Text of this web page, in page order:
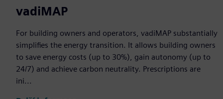
vadiMAP
For building owners and operators, vadiMAP substantially
simplifies the energy transition. It allows building owners
to save energy costs (up to 30%), gain autonomy (up to
24/7) and achieve carbon neutrality. Prescriptions are
ini...